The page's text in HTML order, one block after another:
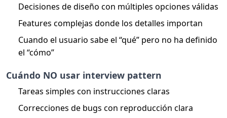
Decisiones de diseño con múltiples opciones válidas
Features complejas donde los detalles importan
Cuando el usuario sabe el “qué” pero no ha definido
el “cómo”
Cuándo NO usar interview pattern
Tareas simples con instrucciones claras
Correcciones de bugs con reproducción clara